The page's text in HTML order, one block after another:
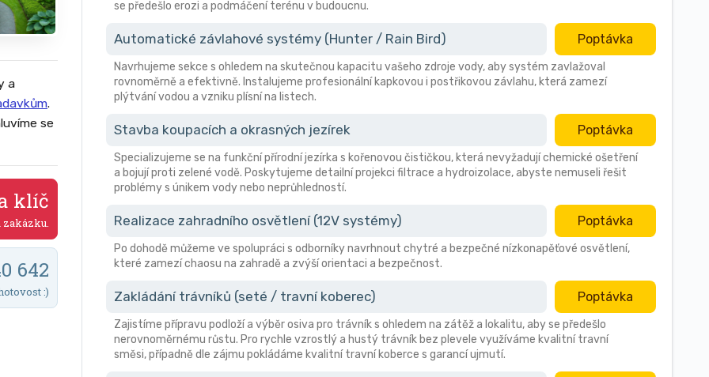
a
.
se
klíč
zakázku.
642
:)
se předešlo erozi a podmáčení terénu v budoucnu.
Automatické závlahové systémy (Hunter / Rain Bird) Poptávka
Navrhujeme sekce s ohledem na skutečnou kapacitu vašeho zdroje vody, aby systém zavlažoval
rovnoměrně a efektivně. Instalujeme profesionální kapkovou i postřikovou závlahu, která zamezí
plýtvání vodou a vzniku plísní na listech.
Stavba koupacích a okrasných jezírek Poptávka
Specializujeme se na funkční přírodní jezírka s kořenovou čističkou, která nevyžadují chemické ošetření
a bojují proti zelené vodě. Poskytujeme detailní projekci filtrace a hydroizolace, abyste nemuseli řešit
problémy s únikem vody nebo neprůhledností.
Realizace zahradního osvětlení (12V systémy) Poptávka
Po dohodě můžeme ve spolupráci s odborníky navrhnout chytré a bezpečné nízkonapěťové osvětlení,
které zamezí chaosu na zahradě a zvýší orientaci a bezpečnost.
Zakládání trávníků (seté / travní koberec) Poptávka
Zajistíme přípravu podloží a výběr osiva pro trávník s ohledem na zátěž a lokalitu, aby se předešlo
nerovnoměrnému růstu. Pro rychle vzrostlý a hustý trávník bez plevele využíváme kvalitní travní
směsi, případně dle zájmu pokládáme kvalitní travní koberce s garancí ujmutí.